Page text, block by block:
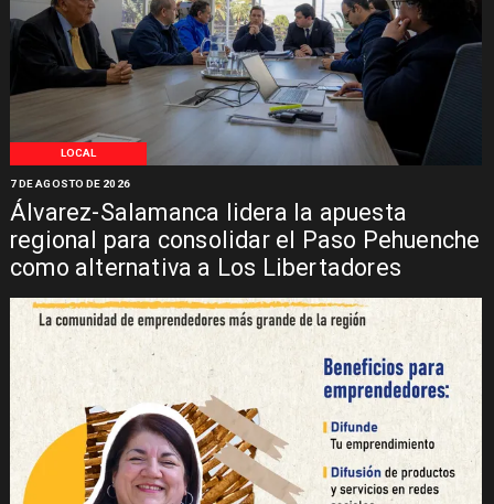
LOCAL
Álvarez-Salamanca lidera la apuesta
regional para consolidar el Paso Pehuenche
como alternativa a Los Libertadores
7 DE AGOSTO DE 2026